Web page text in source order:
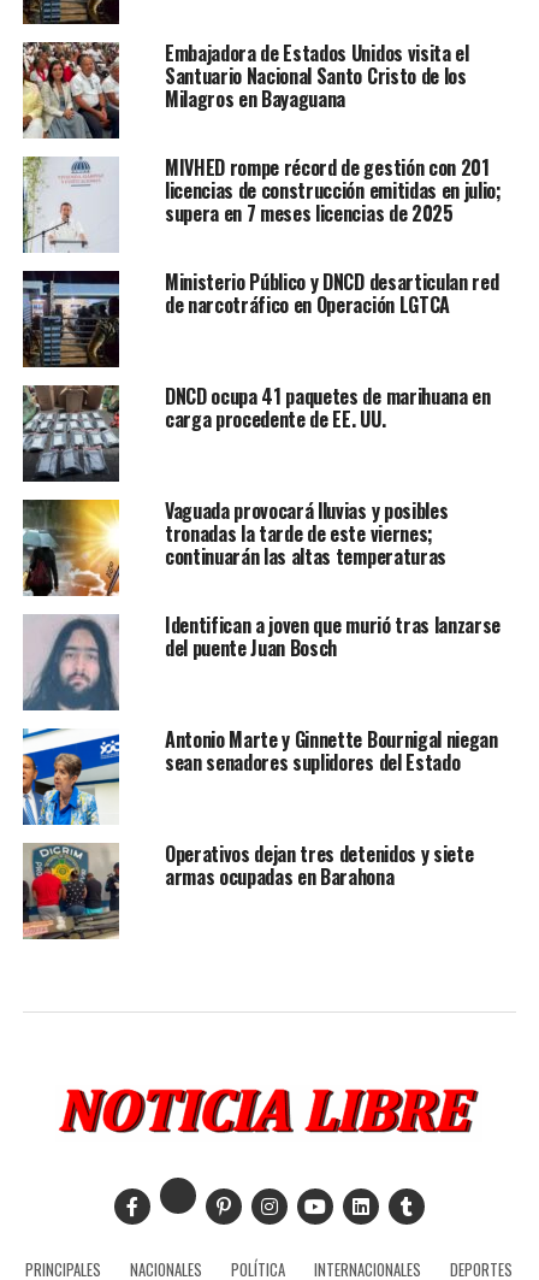
Embajadora de Estados Unidos visita el
Santuario Nacional Santo Cristo de los
Milagros en Bayaguana
MIVHED rompe récord de gestión con 201
licencias de construcción emitidas en julio;
supera en 7 meses licencias de 2025
Ministerio Público y DNCD desarticulan red
de narcotráfico en Operación LGTCA
DNCD ocupa 41 paquetes de marihuana en
carga procedente de EE. UU.
Vaguada provocará lluvias y posibles
tronadas la tarde de este viernes;
continuarán las altas temperaturas
Identifican a joven que murió tras lanzarse
del puente Juan Bosch
Antonio Marte y Ginnette Bournigal niegan
sean senadores suplidores del Estado
Operativos dejan tres detenidos y siete
armas ocupadas en Barahona
PRINCIPALES NACIONALES POLÍTICA INTERNACIONALES DEPORTES